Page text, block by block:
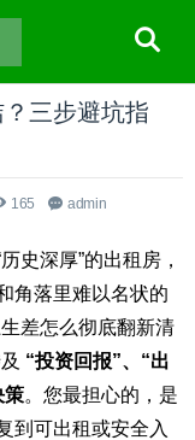
三步避坑指
165 admin
史深厚”的出租房，
角落里难以名状的
差怎么彻底翻新清
“投资回报”、“出
策。您最担心的，是
到可出租或安全入